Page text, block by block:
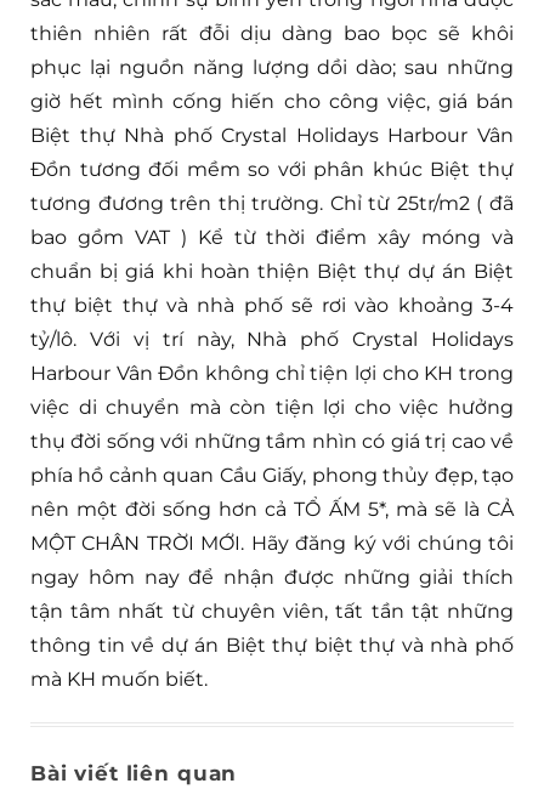
thiên nhiên rất đỗi dịu dàng bao bọc sẽ khôi
phục lại nguồn năng lượng dồi dào; sau những
giờ hết mình cống hiến cho công việc, giá bán
Biệt thự Nhà phố Crystal Holidays Harbour Vân
Đồn tương đối mềm so với phân khúc Biệt thự
tương đương trên thị trường. Chỉ từ 25tr/m2 ( đã
bao gồm VAT ) Kể từ thời điểm xây móng và
chuẩn bị giá khi hoàn thiện Biệt thự dự án Biệt
thự biệt thự và nhà phố sẽ rơi vào khoảng 3-4
tỷ/lô. Với vị trí này, Nhà phố Crystal Holidays
Harbour Vân Đồn không chỉ tiện lợi cho KH trong
việc di chuyển mà còn tiện lợi cho việc hưởng
thụ đời sống với những tầm nhìn có giá trị cao về
phía hồ cảnh quan Cầu Giấy, phong thủy đẹp, tạo
nên một đời sống hơn cả TỔ ẤM 5*, mà sẽ là CẢ
MỘT CHÂN TRỜI MỚI. Hãy đăng ký với chúng tôi
ngay hôm nay để nhận được những giải thích
tận tâm nhất từ chuyên viên, tất tần tật những
thông tin về dự án Biệt thự biệt thự và nhà phố
mà KH muốn biết.
Bài viết liên quan